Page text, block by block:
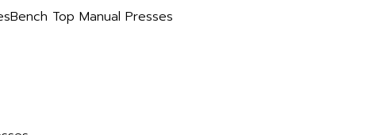
Top Manual Presses